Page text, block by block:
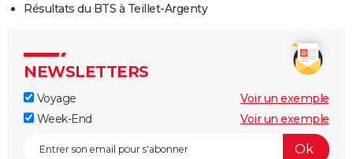
Résultats du BTS à Teillet-Argenty
NEWSLETTERS
Voyage
Voir un exemple
Week-End
Voir un exemple